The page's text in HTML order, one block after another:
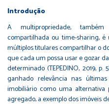
Introdução
A multipropriedade,
compartilhada ou time-sharing,
múltiplos titulares compartilhar o
que cada um possa usar e gozar
determinado (TEPEDINO, 2019,
ganhado relevância nas
imobiliário como uma
agregado, a exemplo dos imóveis